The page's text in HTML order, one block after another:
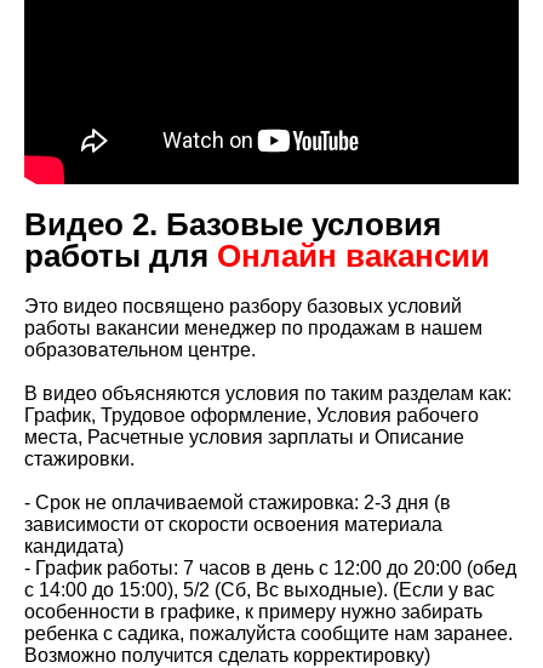
Видео 2. Базовые условия
работы для Онлайн вакансии
Это видео посвящено разбору базовых условий
работы вакансии менеджер по продажам в нашем
образовательном центре.
В видео объясняются условия по таким разделам как:
График, Трудовое оформление, Условия рабочего
места, Расчетные условия зарплаты и Описание
стажировки.
- Срок не оплачиваемой стажировка: 2-3 дня (в
зависимости от скорости освоения материала
кандидата)
- График работы: 7 часов в день с 12:00 до 20:00 (обед
с 14:00 до 15:00), 5/2 (Сб, Вс выходные). (Если у вас
особенности в графике, к примеру нужно забирать
ребенка с садика, пожалуйста сообщите нам заранее.
Возможно получится сделать корректировку)